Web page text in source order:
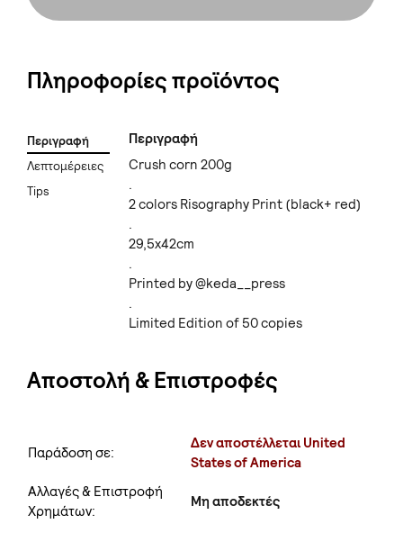
Πληροφορίες προϊόντος
Περιγραφή
Λεπτομέρειες
Tips
Περιγραφή
Crush corn 200g
.
2 colors Risography Print (black+ red)
.
29,5x42cm
.
Printed by @keda__press
.
Limited Edition of 50 copies
Αποστολή & Επιστροφές
Παράδοση σε:
Δεν αποστέλλεται United
States of America
Αλλαγές & Επιστροφή
Χρημάτων:
Μη αποδεκτές